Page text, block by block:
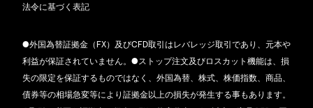
法令に基づく表記
●外国為替証拠金（FX）及びCFD取引はレバレッジ取引であり、元本や
利益が保証されていません。●ストップ注文及びロスカット機能は、損
失の限定を保証するものではなく、外国為替、株式、株価指数、商品、
債券等の相場急変等により証拠金以上の損失が発生する事もあります。